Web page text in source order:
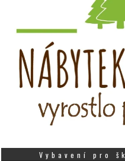
Vybavení pro